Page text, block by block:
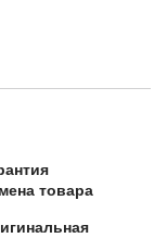
товара